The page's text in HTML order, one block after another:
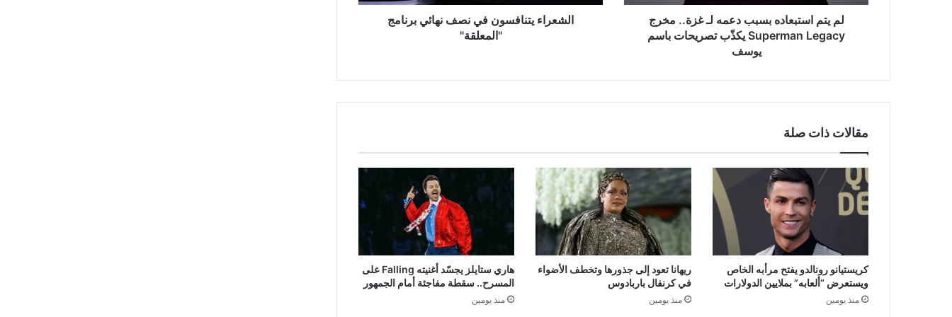
Superman
Legacyلم يتم استبعاده بسبب دعمه لـ غزة.. مخرج
Superman Legacy يكذّب تصريحات باسم
يوسف
الشعراء يتنافسون في نصف نهائي برنامج
"المعلقة"
مقالات ذات صلة
كريستيانو رونالدو يفتح مرأبه الخاص
ويستعرض “ألعابه” بملايين الدولارات
منذ يومين
ريهانا تعود إلى جذورها وتخطف الأضواء
في كرنفال باربادوس
منذ يومين
هاري ستايلز يجسّد أغنيته Falling على
المسرح.. سقطة مفاجئة أمام الجمهور
منذ يومين